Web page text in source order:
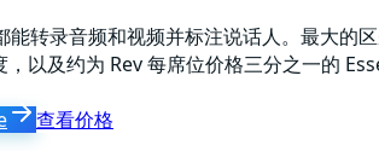
能转录音频和视频并标注说话人。最大的
以及约为 Rev 每席位价格三分之一的
查看价格